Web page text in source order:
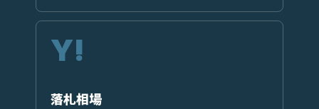
落札相場